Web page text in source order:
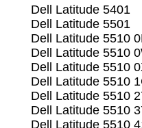
Dell Latitude 5401
Dell Latitude 5501
Dell Latitude 5510
Dell Latitude 5510
Dell Latitude 5510
Dell Latitude 5510
Dell Latitude 5510
Dell Latitude 5510
Dell Latitude 5510